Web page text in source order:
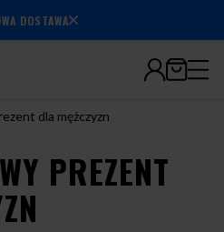
wylatanych
DOSTAWA
dla mężczyzn
PREZENT